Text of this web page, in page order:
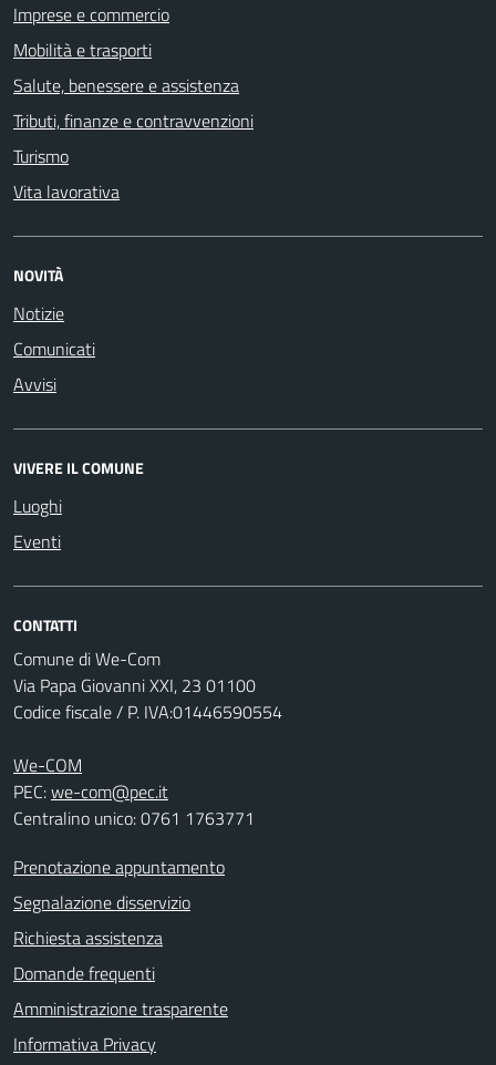
Imprese e commercio
Mobilità e trasporti
Salute, benessere e assistenza
Tributi, finanze e contravvenzioni
Turismo
Vita lavorativa
NOVITÀ
Notizie
Comunicati
Avvisi
VIVERE IL COMUNE
Luoghi
Eventi
CONTATTI
Comune di We-Com
Via Papa Giovanni XXI, 23 01100
Codice fiscale / P. IVA:01446590554
We-COM
PEC:we-com@pec.it
Centralino unico: 0761 1763771
Prenotazione appuntamento
Segnalazione disservizio
Richiesta assistenza
Domande frequenti
Amministrazione trasparente
Informativa Privacy